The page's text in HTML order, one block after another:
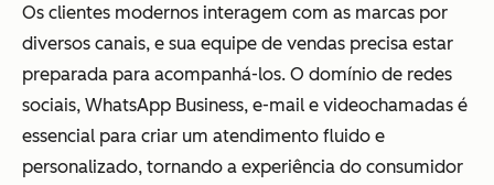
Os clientes modernos interagem com as marcas por
diversos canais, e sua equipe de vendas precisa estar
preparada para acompanhá-los. O domínio de redes
sociais, WhatsApp Business, e-mail e videochamadas é
essencial para criar um atendimento fluido e
personalizado, tornando a experiência do consumidor